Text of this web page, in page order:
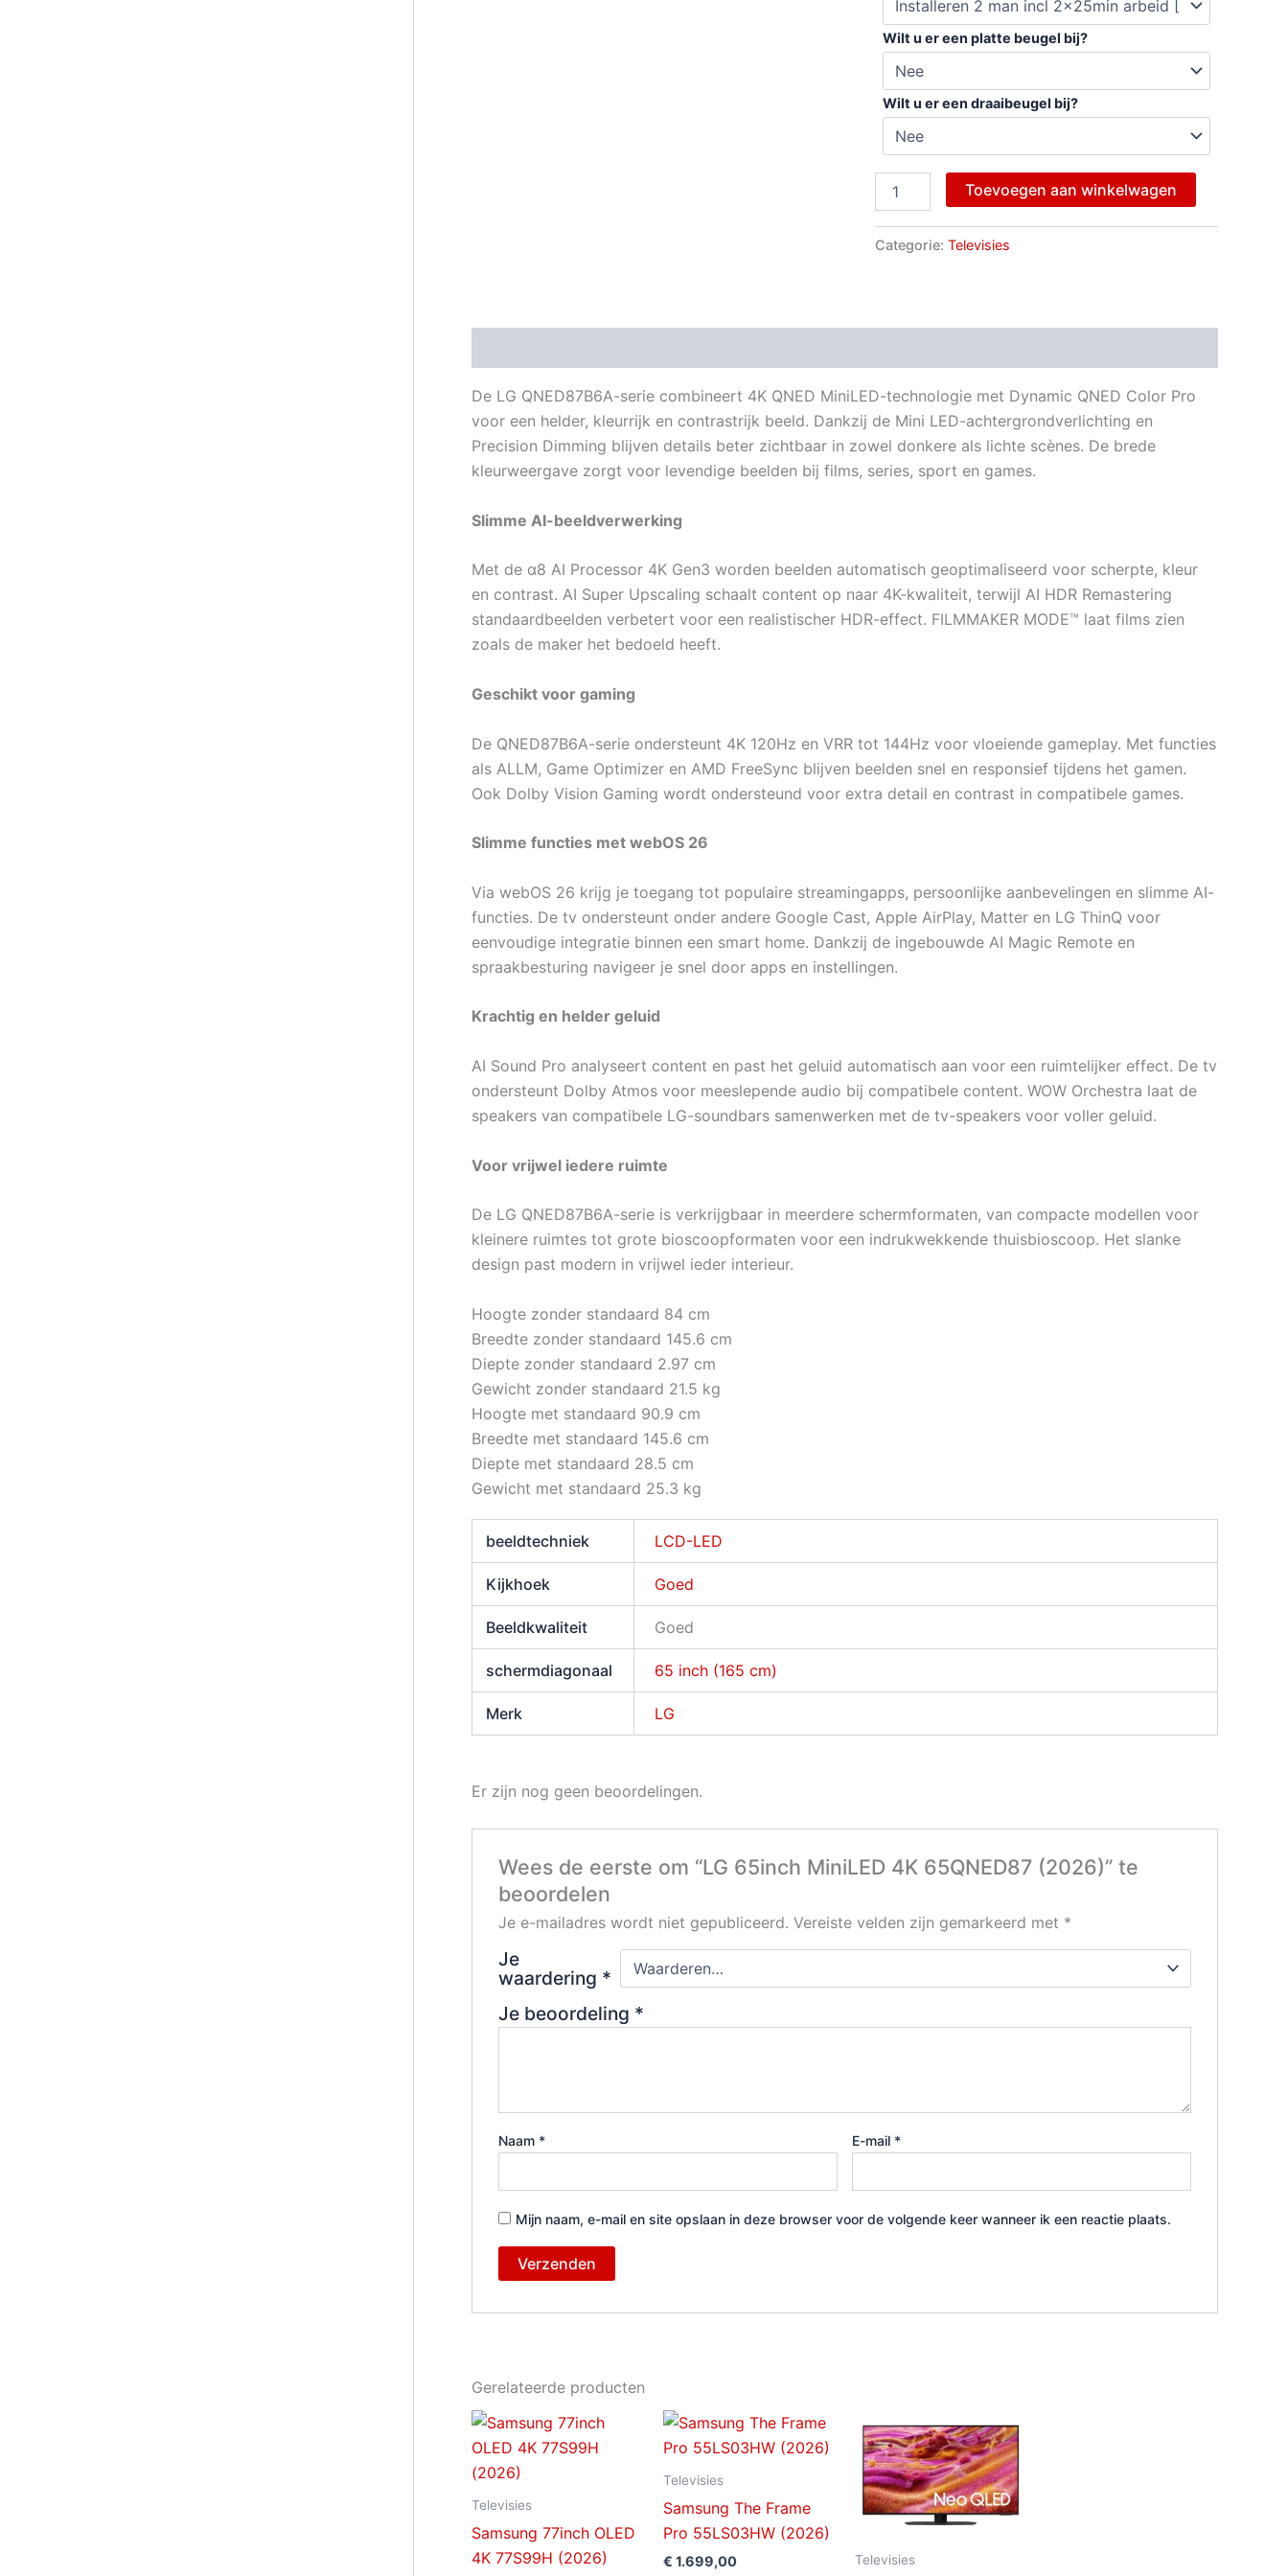
Wilt u er een platte beugel bij?
Wilt u er een draaibeugel bij?
Toevoegen aan winkelwagen
Categorie: Televisies
De LG QNED87B6A-serie combineert 4K QNED MiniLED-technologie met Dynamic QNED Color Pro
voor een helder, kleurrijk en contrastrijk beeld. Dankzij de Mini LED-achtergrondverlichting en
Precision Dimming blijven details beter zichtbaar in zowel donkere als lichte scènes. De brede
kleurweergave zorgt voor levendige beelden bij films, series, sport en games.
Slimme AI-beeldverwerking
Met de α8 AI Processor 4K Gen3 worden beelden automatisch geoptimaliseerd voor scherpte, kleur
en contrast. AI Super Upscaling schaalt content op naar 4K-kwaliteit, terwijl AI HDR Remastering
standaardbeelden verbetert voor een realistischer HDR-effect. FILMMAKER MODE™ laat films zien
zoals de maker het bedoeld heeft.
Geschikt voor gaming
De QNED87B6A-serie ondersteunt 4K 120Hz en VRR tot 144Hz voor vloeiende gameplay. Met functies
als ALLM, Game Optimizer en AMD FreeSync blijven beelden snel en responsief tijdens het gamen.
Ook Dolby Vision Gaming wordt ondersteund voor extra detail en contrast in compatibele games.
Slimme functies met webOS 26
Via webOS 26 krijg je toegang tot populaire streamingapps, persoonlijke aanbevelingen en slimme AI-
functies. De tv ondersteunt onder andere Google Cast, Apple AirPlay, Matter en LG ThinQ voor
eenvoudige integratie binnen een smart home. Dankzij de ingebouwde AI Magic Remote en
spraakbesturing navigeer je snel door apps en instellingen.
Krachtig en helder geluid
AI Sound Pro analyseert content en past het geluid automatisch aan voor een ruimtelijker effect. De tv
ondersteunt Dolby Atmos voor meeslepende audio bij compatibele content. WOW Orchestra laat de
speakers van compatibele LG-soundbars samenwerken met de tv-speakers voor voller geluid.
Voor vrijwel iedere ruimte
De LG QNED87B6A-serie is verkrijgbaar in meerdere schermformaten, van compacte modellen voor
kleinere ruimtes tot grote bioscoopformaten voor een indrukwekkende thuisbioscoop. Het slanke
design past modern in vrijwel ieder interieur.
Hoogte zonder standaard 84 cm
Breedte zonder standaard 145.6 cm
Diepte zonder standaard 2.97 cm
Gewicht zonder standaard 21.5 kg
Hoogte met standaard 90.9 cm
Breedte met standaard 145.6 cm
Diepte met standaard 28.5 cm
Gewicht met standaard 25.3 kg
beeldtechniek LCD-LED
Kijkhoek Goed
Beeldkwaliteit Goed
schermdiagonaal 65 inch (165 cm)
Merk LG
Er zijn nog geen beoordelingen.
Wees de eerste om “LG 65inch MiniLED 4K 65QNED87 (2026)” te
beoordelen
Je e-mailadres wordt niet gepubliceerd. Vereiste velden zijn gemarkeerd met *
Je
waardering *
Je beoordeling *
Naam * E-mail *
Mijn naam, e-mail en site opslaan in deze browser voor de volgende keer wanneer ik een reactie plaats.
Gerelateerde producten
Televisies
Samsung 77inch OLED
4K 77S99H (2026)
Televisies
Samsung The Frame
Pro 55LS03HW (2026)
€ 1.699,00 Televisies